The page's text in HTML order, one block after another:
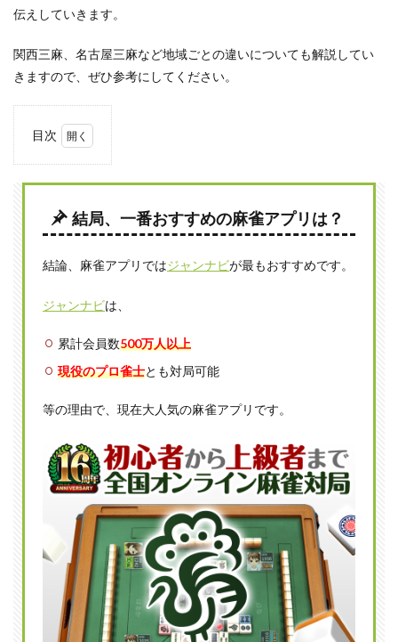
伝えしていきます。
関西三麻、名古屋三麻など地域ごとの違いについても解説してい
きますので、ぜひ参考にしてください。
目次
1.1
萬子
～８
いて
３人
対戦
回転
く高
い手
が作
りや
雀荘
によ
って
さま
結局、一番おすすめの麻雀アプリは？
結論、麻雀アプリではジャンナビが最もおすすめです。
ジャンナビは、
累計会員数500万人以上
現役のプロ雀士とも対局可能
等の理由で、現在大人気の麻雀アプリです。